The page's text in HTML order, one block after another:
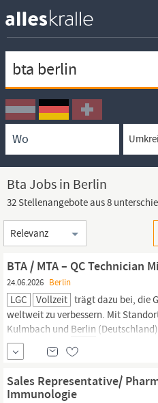
Ortssuche
Umkreissuche
Arbeitsform
Bta Jobs in Berlin
32 Stellenangebote aus 8
Sortierung
BTA / MTA – QC Technician
24.06.2026 Berlin
LGC Vollzeit trägt dazu bei, die
weltweit zu verbessern. Mit
Kulmbach und Berlin
bieten wir dir ein globales,
CDMO. Stellenbeschreibung Werde
gestalte in einem innovativen
moderner...
Sales Representative/
Immunologie